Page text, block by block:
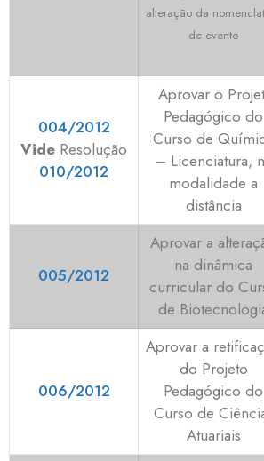
alteração da
de evento
004/2012
Vide Resolução
010/2012
Aprovar o
Pedagógico do
Curso de
– Licenciatura,
modalidade a
distância
005/2012
Aprovar a
na dinâmica
curricular do
de
006/2012
Aprovar a
do Projeto
Pedagógico do
Curso de
Atuariais